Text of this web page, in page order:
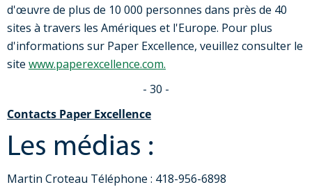
d'œuvre de plus de 10 000 personnes dans près de 40
sites à travers les Amériques et l'Europe. Pour plus
d'informations sur Paper Excellence, veuillez consulter le
site www.paperexcellence.com.
- 30 -
Contacts Paper Excellence
Les médias :
Martin Croteau Téléphone : 418-956-6898